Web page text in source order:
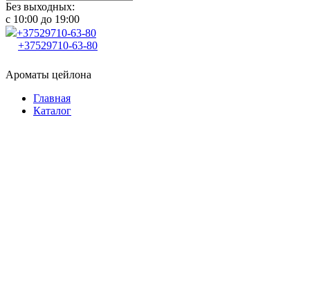
Без выходных:
с 10:00 до 19:00
+37529710-63-80
+37529710-63-80
Ароматы цейлона
Главная
Каталог